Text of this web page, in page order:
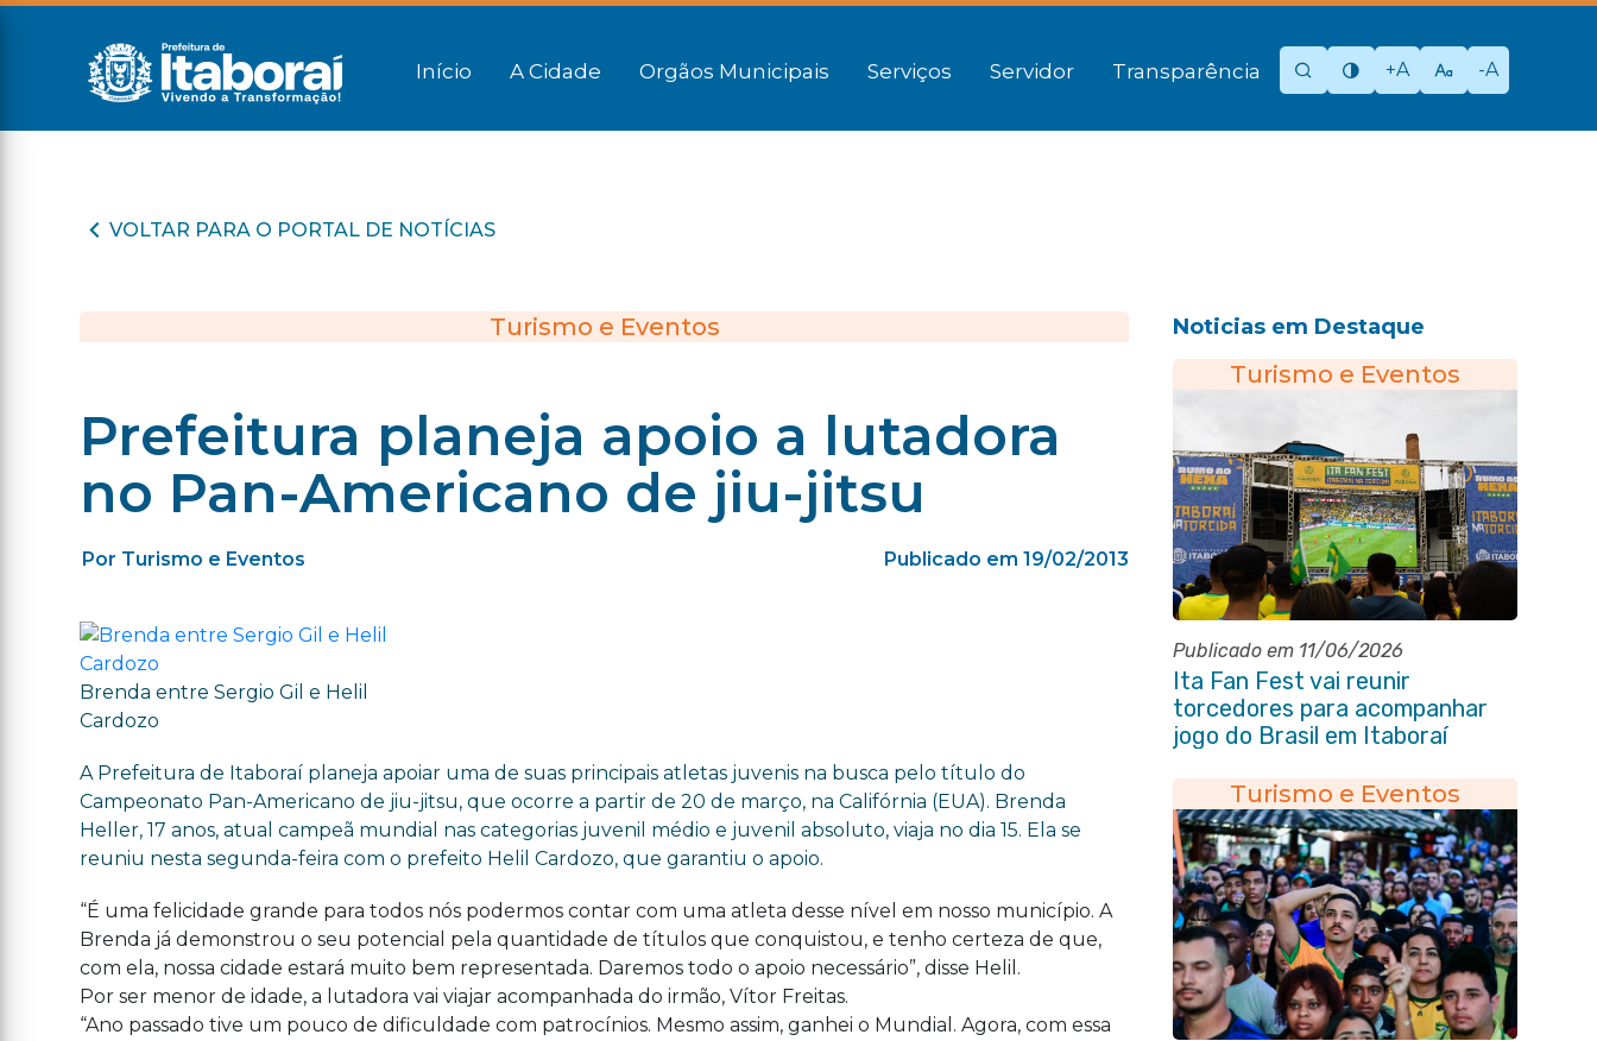
Início A Cidade Orgãos Municipais Serviços Servidor Transparência +A -A
VOLTAR PARA O PORTAL DE NOTÍCIAS
Turismo e Eventos
Prefeitura planeja apoio a lutadora
no Pan-Americano de jiu-jitsu
Por Turismo e Eventos Publicado em 19/02/2013
Brenda entre Sergio Gil e Helil
Cardozo
A Prefeitura de Itaboraí planeja apoiar uma de suas principais atletas juvenis na busca pelo título do
Campeonato Pan-Americano de jiu-jitsu, que ocorre a partir de 20 de março, na Califórnia (EUA). Brenda
Heller, 17 anos, atual campeã mundial nas categorias juvenil médio e juvenil absoluto, viaja no dia 15. Ela se
reuniu nesta segunda-feira com o prefeito Helil Cardozo, que garantiu o apoio.
“É uma felicidade grande para todos nós podermos contar com uma atleta desse nível em nosso município. A
Brenda já demonstrou o seu potencial pela quantidade de títulos que conquistou, e tenho certeza de que,
com ela, nossa cidade estará muito bem representada. Daremos todo o apoio necessário”, disse Helil.
Por ser menor de idade, a lutadora vai viajar acompanhada do irmão, Vítor Freitas.
“Ano passado tive um pouco de dificuldade com patrocínios. Mesmo assim, ganhei o Mundial. Agora, com essa
Noticias em Destaque
Turismo e Eventos
Publicado em 11/06/2026
Ita Fan Fest vai reunir
torcedores para acompanhar
jogo do Brasil em Itaboraí
Turismo e Eventos